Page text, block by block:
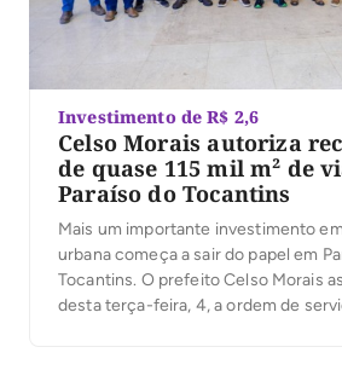
Investimento de R$ 2,6
Celso Morais autoriza
de quase 115 mil m² de
Paraíso do Tocantins
Mais um importante investimento
urbana começa a sair do papel em
Tocantins. O prefeito Celso Morais
desta terça-feira, 4, a ordem de